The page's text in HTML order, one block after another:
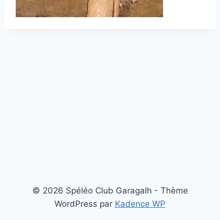
© 2026 Spéléo Club Garagalh - Thème
WordPress par Kadence WP